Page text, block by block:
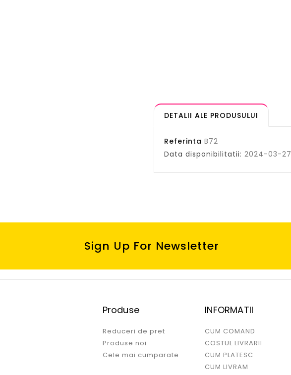
DETALII ALE PRODUSULUI
Referinta B72
Data disponibilitatii: 2024-03-27
Sign Up For Newsletter
Produse
Reduceri de pret
Produse noi
Cele mai cumparate
INFORMATII
CUM COMAND
COSTUL LIVRARII
CUM PLATESC
CUM LIVRAM